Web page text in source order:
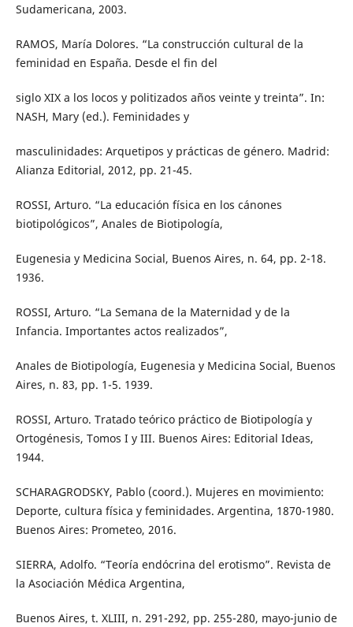
Sudamericana, 2003.
RAMOS, María Dolores. “La construcción cultural de la
feminidad en España. Desde el fin del
siglo XIX a los locos y politizados años veinte y treinta”. In:
NASH, Mary (ed.). Feminidades y
masculinidades: Arquetipos y prácticas de género. Madrid:
Alianza Editorial, 2012, pp. 21-45.
ROSSI, Arturo. “La educación física en los cánones
biotipológicos”, Anales de Biotipología,
Eugenesia y Medicina Social, Buenos Aires, n. 64, pp. 2-18.
1936.
ROSSI, Arturo. “La Semana de la Maternidad y de la
Infancia. Importantes actos realizados”,
Anales de Biotipología, Eugenesia y Medicina Social, Buenos
Aires, n. 83, pp. 1-5. 1939.
ROSSI, Arturo. Tratado teórico práctico de Biotipología y
Ortogénesis, Tomos I y III. Buenos Aires: Editorial Ideas,
1944.
SCHARAGRODSKY, Pablo (coord.). Mujeres en movimiento:
Deporte, cultura física y feminidades. Argentina, 1870-1980.
Buenos Aires: Prometeo, 2016.
SIERRA, Adolfo. “Teoría endócrina del erotismo”. Revista de
la Asociación Médica Argentina,
Buenos Aires, t. XLIII, n. 291-292, pp. 255-280, mayo-junio de